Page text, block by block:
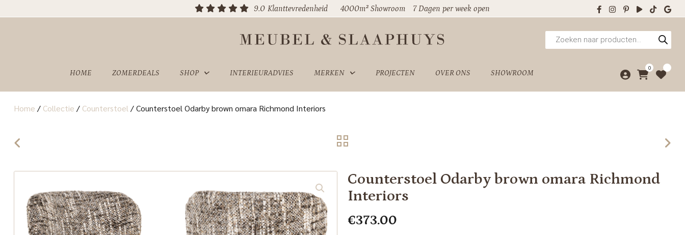
9.0 Klanttevredenheid 4000m² Showroom 7 Dagen per week open
Producten
zoeken
HOME ZOMERDEALS SHOP INTERIEURADVIES MERKEN PROJECTEN OVER ONS SHOWROOM
0
SHOWROOM
Home / Collectie / Counterstoel /Counterstoel Odarby brown omara Richmond Interiors
Counterstoel Odarby brown omara Richmond
Interiors
€373.00